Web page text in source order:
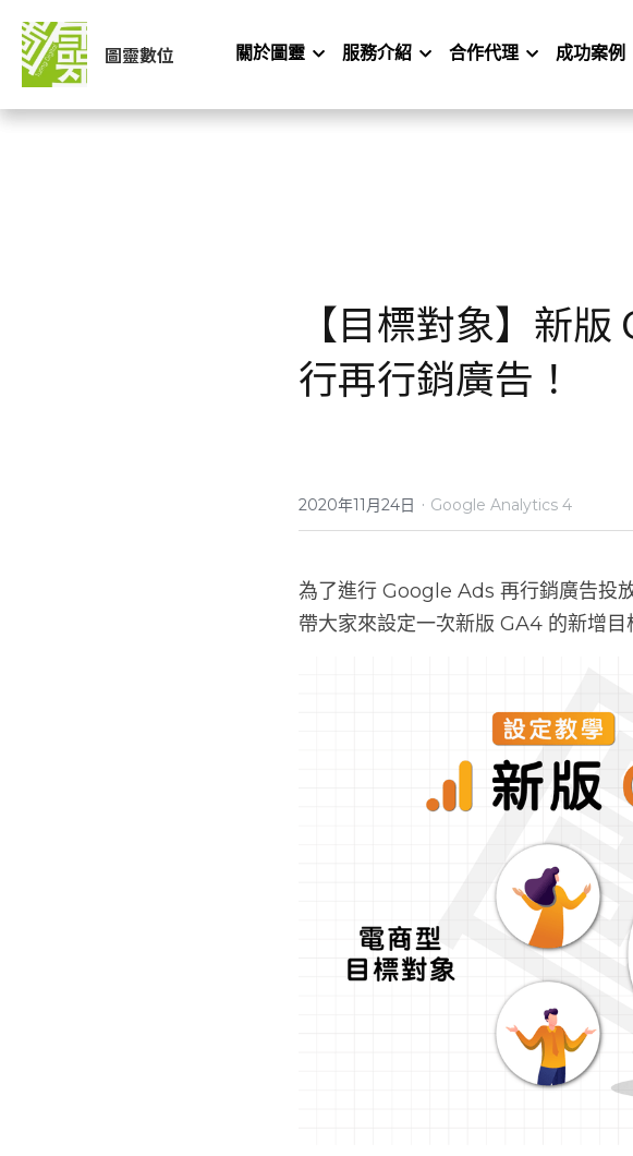
圖靈數位 關於圖靈 服務介紹 合作代理 成功案例
【目標對象】新
行再行銷廣告！
2020年11月24日 · Google Analytics 4
為了進行 Google Ads 再行銷廣告投
帶大家來設定一次新版 GA4 的新增目